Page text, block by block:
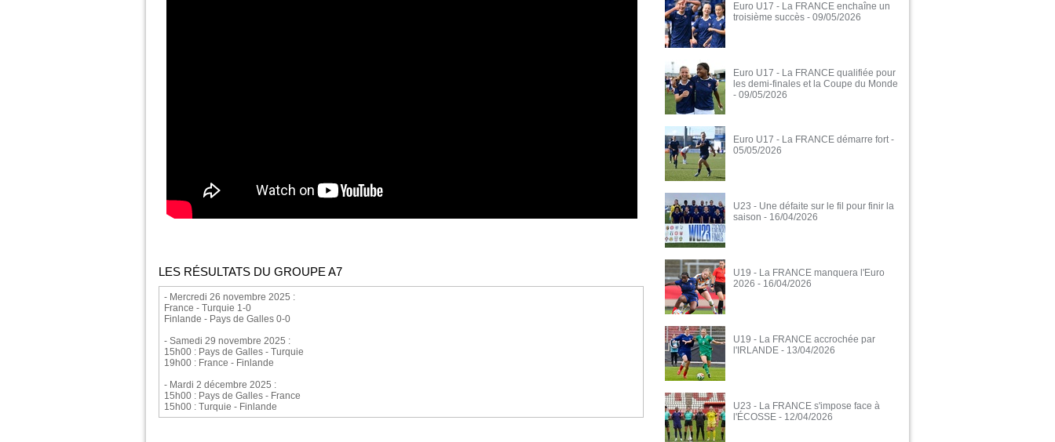
LES RÉSULTATS DU GROUPE A7
- Mercredi 26 novembre 2025 :
France - Turquie 1-0
Finlande - Pays de Galles 0-0
- Samedi 29 novembre 2025 :
15h00 : Pays de Galles - Turquie
19h00 : France - Finlande
- Mardi 2 décembre 2025 :
15h00 : Pays de Galles - France
15h00 : Turquie - Finlande
Euro U17 - La FRANCE enchaîne un
troisième succès - 09/05/2026
Euro U17 - La FRANCE qualifiée pour
les demi-finales et la Coupe du Monde
- 09/05/2026
Euro U17 - La FRANCE démarre fort -
05/05/2026
U23 - Une défaite sur le fil pour finir la
saison - 16/04/2026
U19 - La FRANCE manquera l'Euro
2026 - 16/04/2026
U19 - La FRANCE accrochée par
l'IRLANDE - 13/04/2026
U23 - La FRANCE s'impose face à
l'ÉCOSSE - 12/04/2026